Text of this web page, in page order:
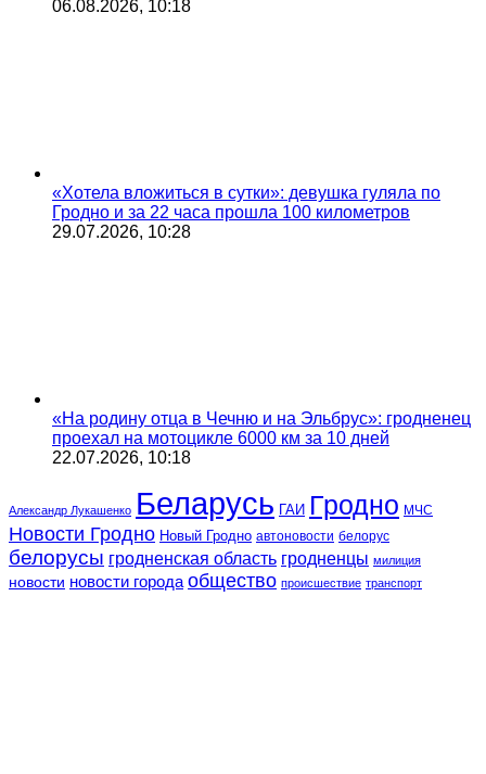
06.08.2026, 10:18
«Хотела вложиться в сутки»: девушка гуляла по
Гродно и за 22 часа прошла 100 километров
29.07.2026, 10:28
«На родину отца в Чечню и на Эльбрус»: гродненец
проехал на мотоцикле 6000 км за 10 дней
22.07.2026, 10:18
Александр Лукашенко Беларусь ГАИ Гродно МЧС
Новости Гродно Новый Гродно автоновости белорус
белорусы гродненская область гродненцы милиция
новости новости города общество происшествие транспорт